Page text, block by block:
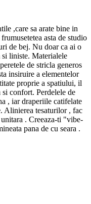
,care sa arate bine in
asta de studio
de bej. Nu doar ca ai o
liniste. Materialele
de stricla generos
insiruire a elementelor
proprie a spatiului, il
si confort. Perdelele de
, iar draperiile catifelate
Alinierea tesaturilor , fac
. Creeaza-ti "vibe-
pana de cu seara .